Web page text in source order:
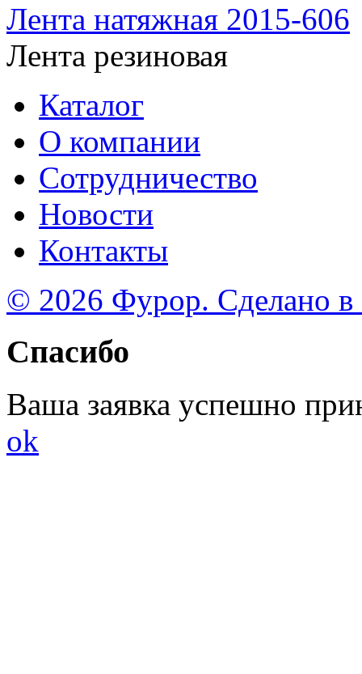
Лента натяжная 2015-606
Лента резиновая
Каталог
О компании
Сотрудничество
Новости
Контакты
© 2026 Фурор. Сделано в
Спасибо
Ваша заявка успешно
ok